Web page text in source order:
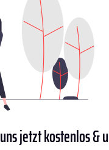
uns jetzt kostenlos &